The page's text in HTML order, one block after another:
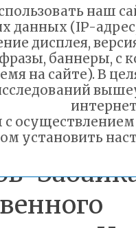
наш
данных (IP-
дисплея,
баннеры, с
на сайте). В
с
установить